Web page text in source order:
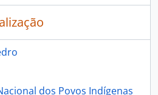
dos Povos Indígenas